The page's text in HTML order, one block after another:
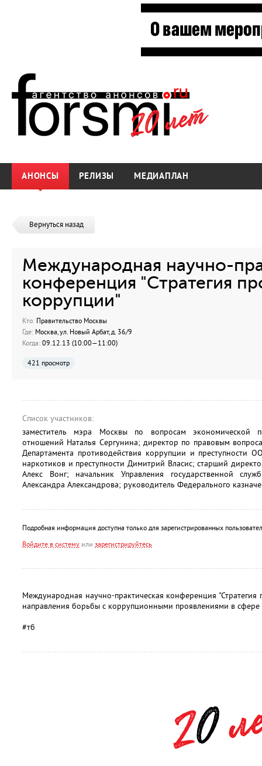
АНОНСЫ РЕЛИЗЫ МЕДИАПЛАН
Вернуться назад
Международная научно-
конференция "Стратегия
коррупции"
Кто: Правительство Москвы
Где: Москва, ул. Новый Арбат, д. 36/9
Когда: 09.12.13 (10:00—11:00)
421 просмотр
Список участников:
заместитель мэра Москвы по вопросам экономической
отношений Наталья Сергунина; директор по правовым
Департамента противодействия коррупции и преступности
наркотиков и преступности Димитрий Власис; старший
Алекс Вонг; начальник Управления государственной
Александра Александрова; руководитель Федерального
Подробная информация доступна только для зарегистрированных
Войдите в систему или зарегистрируйтесь
Международная научно-практическая конференция
направления борьбы с коррупционными проявлениями в сфере
#тб